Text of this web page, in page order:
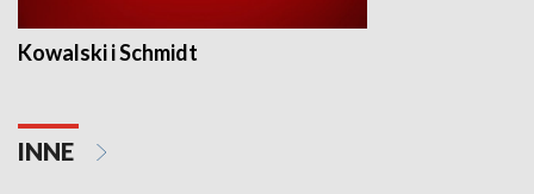
Kowalski i Schmidt
INNE